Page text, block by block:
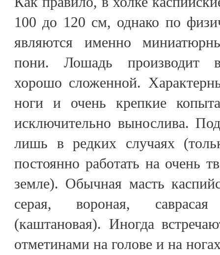
100 до 120 см, однако по
являются именно
пони. Лошадь производит
хорошо сложенной.
ноги и очень крепкие
исключительно вынослива.
лишь в редких случаях
постоянно работать на очень
земле). Обычная масть
серая, вороная,
(каштановая). Иногда
отметинами на голове и на